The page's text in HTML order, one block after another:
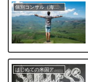
個別コンサル（海外物販）
はじめての米国アマゾン物販